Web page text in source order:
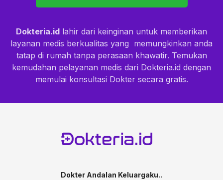
Dokteria.id lahir dari keinginan untuk memberikan
layanan medis berkualitas yang memungkinkan anda
tatap di rumah tanpa perasaan khawatir. Temukan
kemudahan pelayanan medis dari Dokteria.id dengan
memulai konsultasi Dokter secara gratis.
Dokter Andalan Keluargaku..